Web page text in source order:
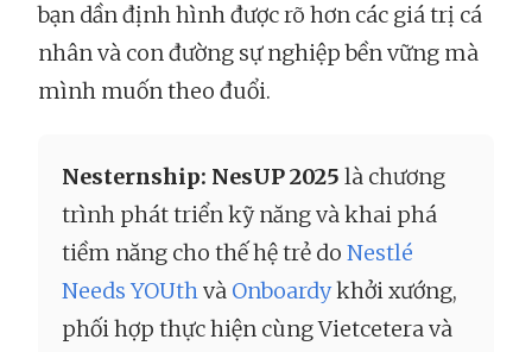
bạn dần định hình được rõ hơn các giá trị cá
nhân và con đường sự nghiệp bền vững mà
mình muốn theo đuổi.
Nesternship: NesUP 2025 là chương
trình phát triển kỹ năng và khai phá
tiềm năng cho thế hệ trẻ do Nestlé
Needs YOUthvà Onboardykhởi xướng,
phối hợp thực hiện cùng Vietcetera và